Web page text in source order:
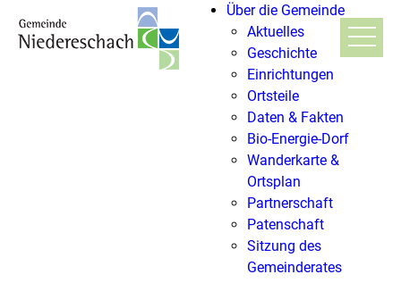
Über die Gemeinde
Aktuelles
Geschichte
Einrichtungen
Ortsteile
Daten & Fakten
Bio-Energie-Dorf
Wanderkarte &
Ortsplan
Partnerschaft
Patenschaft
Sitzung des
Gemeinderates